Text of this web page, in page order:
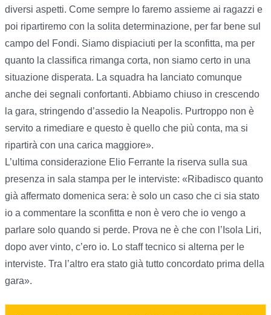
diversi aspetti. Come sempre lo faremo assieme ai ragazzi e
poi ripartiremo con la solita determinazione, per far bene sul
campo del Fondi. Siamo dispiaciuti per la sconfitta, ma per
quanto la classifica rimanga corta, non siamo certo in una
situazione disperata. La squadra ha lanciato comunque
anche dei segnali confortanti. Abbiamo chiuso in crescendo
la gara, stringendo d’assedio la Neapolis. Purtroppo non è
servito a rimediare e questo è quello che più conta, ma si
ripartirà con una carica maggiore».
L’ultima considerazione Elio Ferrante la riserva sulla sua
presenza in sala stampa per le interviste: «Ribadisco quanto
già affermato domenica sera: è solo un caso che ci sia stato
io a commentare la sconfitta e non è vero che io vengo a
parlare solo quando si perde. Prova ne è che con l’Isola Liri,
dopo aver vinto, c’ero io. Lo staff tecnico si alterna per le
interviste. Tra l’altro era stato già tutto concordato prima della
gara».